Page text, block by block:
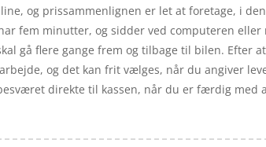
og prissammenlignen er let at foretage, i
fem minutter, og sidder ved computeren
gå flere gange frem og tilbage til bilen. Efter
og det kan frit vælges, når du angiver
direkte til kassen, når du er færdig